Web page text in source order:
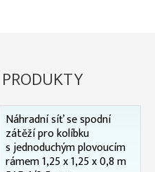
Náhradní síť se spodní
zátěží pro kolíbku
s jednoduchým plovoucím
rámem 1,25 x 1,25 x 0,8 m